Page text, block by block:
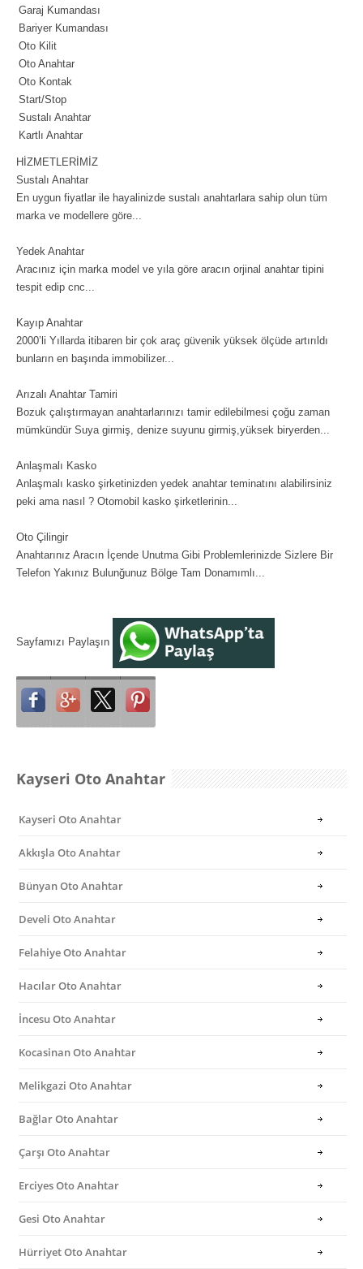
Garaj Kumandası
Bariyer Kumandası
Oto Kilit
Oto Anahtar
Oto Kontak
Start/Stop
Sustalı Anahtar
Kartlı Anahtar
HİZMETLERİMİZ
Sustalı Anahtar
En uygun fiyatlar ile hayalinizde sustalı anahtarlara sahip olun tüm
marka ve modellere göre...
Yedek Anahtar
Aracınız için marka model ve yıla göre aracın orjinal anahtar tipini
tespit edip cnc...
Kayıp Anahtar
2000’li Yıllarda itibaren bir çok araç güvenik yüksek ölçüde artırıldı
bunların en başında immobilizer...
Arızalı Anahtar Tamiri
Bozuk çalıştırmayan anahtarlarınızı tamir edilebilmesi çoğu zaman
mümkündür Suya girmiş, denize suyunu girmiş,yüksek biryerden...
Anlaşmalı Kasko
Anlaşmalı kasko şirketinizden yedek anahtar teminatını alabilirsiniz
peki ama nasıl ? Otomobil kasko şirketlerinin...
Oto Çilingir
Anahtarınız Aracın İçende Unutma Gibi Problemlerinizde Sizlere Bir
Telefon Yakınız Bulunğunuz Bölge Tam Donamımlı...
Sayfamızı Paylaşın
Kayseri Oto Anahtar
Kayseri Oto Anahtar
Akkışla Oto Anahtar
Bünyan Oto Anahtar
Develi Oto Anahtar
Felahiye Oto Anahtar
Hacılar Oto Anahtar
İncesu Oto Anahtar
Kocasinan Oto Anahtar
Melikgazi Oto Anahtar
Bağlar Oto Anahtar
Çarşı Oto Anahtar
Erciyes Oto Anahtar
Gesi Oto Anahtar
Hürriyet Oto Anahtar